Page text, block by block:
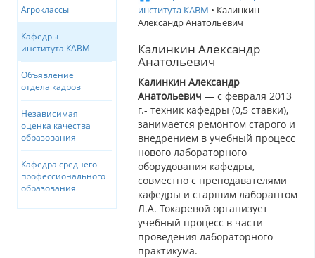
Агроклассы
Кафедры
института КАВМ
Объявление
отдела кадров
Независимая
оценка качества
образования
Кафедра среднего
профессионального
образования
института КАВМ • Калинкин
Александр Анатольевич
Калинкин Александр
Анатольевич
Калинкин Александр
Анатольевич — с февраля 2013
г.- техник кафедры (0,5 ставки),
занимается ремонтом старого и
внедрением в учебный процесс
нового лабораторного
оборудования кафедры,
совместно с преподавателями
кафедры и старшим лаборантом
Л.А. Токаревой организует
учебный процесс в части
проведения лабораторного
практикума.